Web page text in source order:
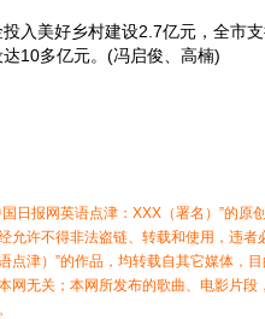
入美好乡村建设2.7亿元，全市
10多亿元。(冯启俊、高楠)
日报网英语点津：XXX（署名）”的原
允许不得非法盗链、转载和使用，违
点津）”的作品，均转载自其它媒体，
网无关；本网所发布的歌曲、电影片